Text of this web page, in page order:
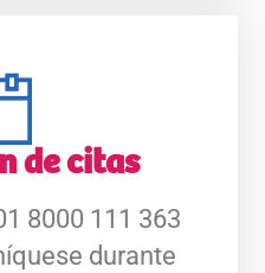
de citas
8000 111 363
durante